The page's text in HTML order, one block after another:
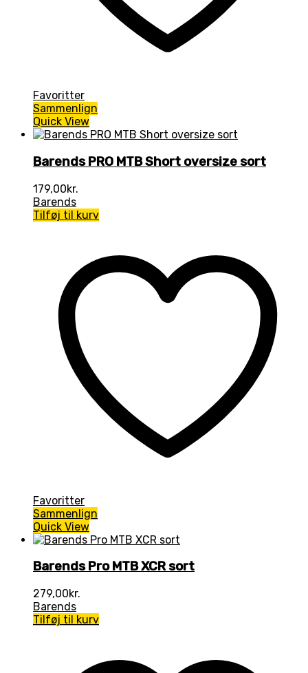
Favoritter
Sammenlign
Quick View
Barends PRO MTB Short oversize sort
179,00kr.
Barends
Tilføj til kurv
Favoritter
Sammenlign
Quick View
Barends Pro MTB XCR sort
279,00kr.
Barends
Tilføj til kurv